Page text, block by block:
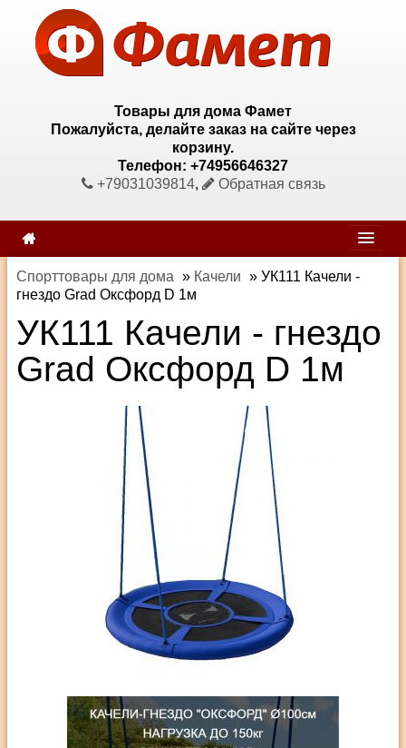
Товары для дома Фамет
Пожалуйста, делайте заказ на сайте через
корзину.
Телефон: +74956646327
+79031039814, Обратная связь
Спорттовары для дома » Качели » УК111 Качели -
гнездо Grad Оксфорд D 1м
УК111 Качели - гнездо
Grad Оксфорд D 1м